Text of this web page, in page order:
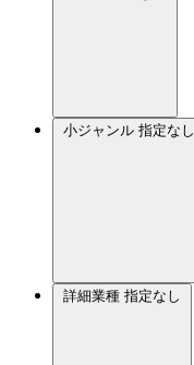
小ジャンル 指定なし
詳細業種 指定なし